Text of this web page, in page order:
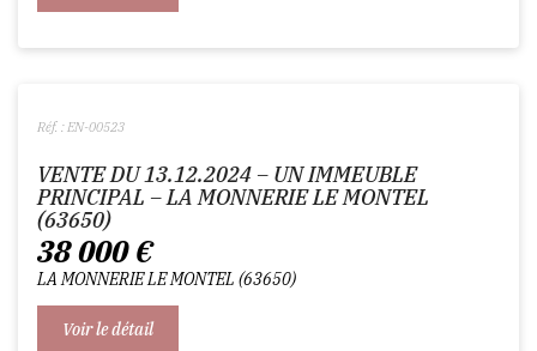
VENTE DU 13.12.2024 – UN IMMEUBLE
PRINCIPAL – LA MONNERIE LE MONTEL
(63650)
38 000 €
LA MONNERIE LE MONTEL 63650
Réf. : EN-00523
Voir le détail